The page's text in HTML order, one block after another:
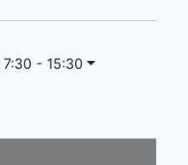
7:30 - 15:30